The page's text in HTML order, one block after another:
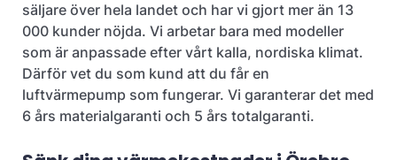
säljare över hela landet och har vi gjort mer än 13
000 kunder nöjda. Vi arbetar bara med modeller
som är anpassade efter vårt kalla, nordiska klimat.
Därför vet du som kund att du får en
luftvärmepump som fungerar. Vi garanterar det med
6 års materialgaranti och 5 års totalgaranti.